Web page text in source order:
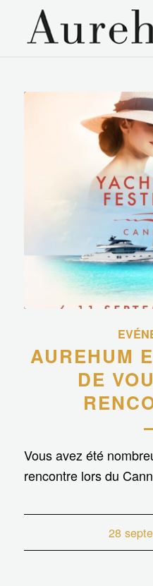
AUREHUM
DE
Vous avez été
rencontre lors du
28